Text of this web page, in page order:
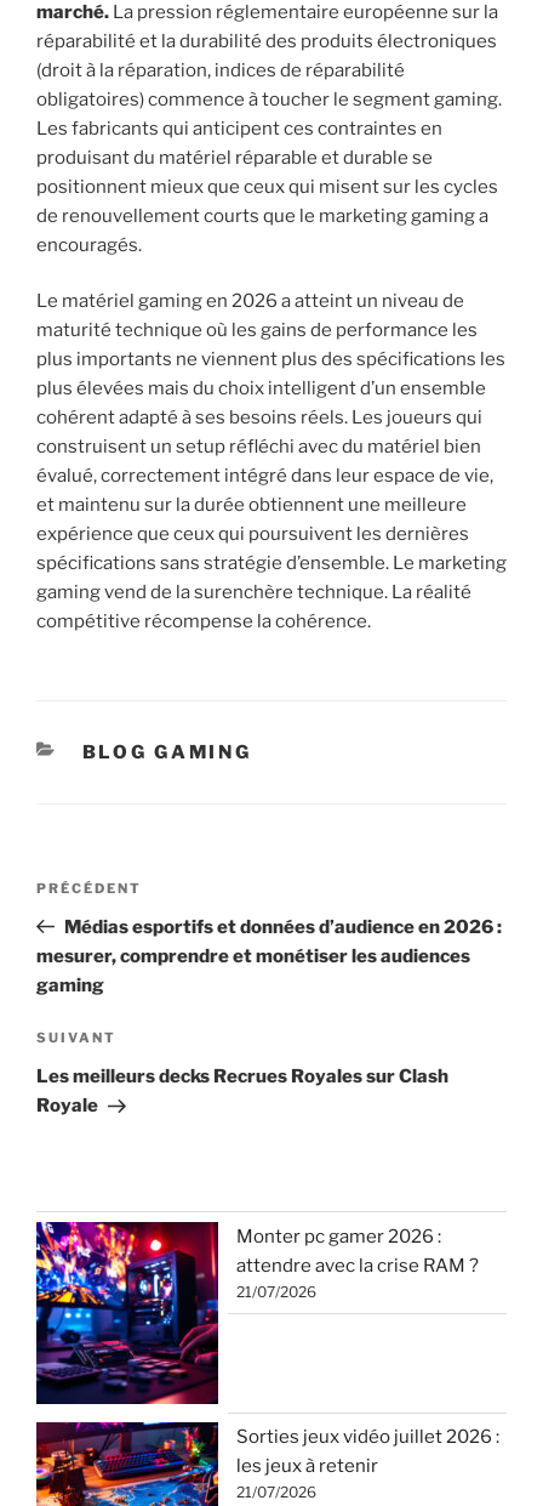
marché. La pression réglementaire européenne sur la
réparabilité et la durabilité des produits électroniques
(droit à la réparation, indices de réparabilité
obligatoires) commence à toucher le segment gaming.
Les fabricants qui anticipent ces contraintes en
produisant du matériel réparable et durable se
positionnent mieux que ceux qui misent sur les cycles
de renouvellement courts que le marketing gaming a
encouragés.
Le matériel gaming en 2026 a atteint un niveau de
maturité technique où les gains de performance les
plus importants ne viennent plus des spécifications les
plus élevées mais du choix intelligent d’un ensemble
cohérent adapté à ses besoins réels. Les joueurs qui
construisent un setup réfléchi avec du matériel bien
évalué, correctement intégré dans leur espace de vie,
et maintenu sur la durée obtiennent une meilleure
expérience que ceux qui poursuivent les dernières
spécifications sans stratégie d’ensemble. Le marketing
gaming vend de la surenchère technique. La réalité
compétitive récompense la cohérence.
CATÉGORIES
BLOG GAMING
Navigation
l’article
Article
précédent
PRÉCÉDENT
Médias esportifs et données d’audience en 2026 :
mesurer, comprendre et monétiser les audiences
gaming
Article
suivant
SUIVANT
Les meilleurs decks Recrues Royales sur Clash
Royale
Monter pc gamer 2026 :
attendre avec la crise RAM ?
21/07/2026
Sorties jeux vidéo juillet 2026 :
les jeux à retenir
21/07/2026